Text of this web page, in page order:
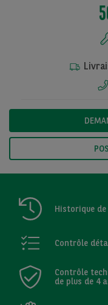
Historique
Contrôle
Contrôle
de plus de 4